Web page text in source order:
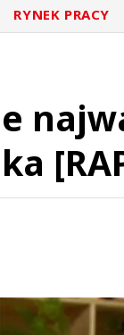
RYNEK PRACY